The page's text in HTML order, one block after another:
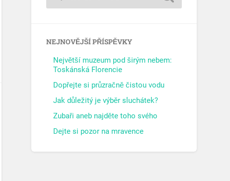
NEJNOVĚJŠÍ PŘÍSPĚVKY
Největší muzeum pod širým nebem:
Toskánská Florencie
Dopřejte si průzračně čistou vodu
Jak důležitý je výběr sluchátek?
Zubaři aneb najděte toho svého
Dejte si pozor na mravence